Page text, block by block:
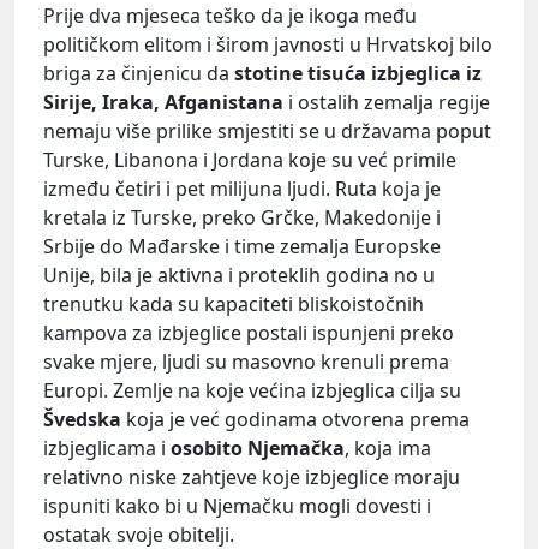
Prije dva mjeseca teško da je ikoga među
političkom elitom i širom javnosti u Hrvatskoj bilo
briga za činjenicu da stotine tisuća izbjeglica iz
Sirije, Iraka, Afganistana i ostalih zemalja regije
nemaju više prilike smjestiti se u državama poput
Turske, Libanona i Jordana koje su već primile
između četiri i pet milijuna ljudi. Ruta koja je
kretala iz Turske, preko Grčke, Makedonije i
Srbije do Mađarske i time zemalja Europske
Unije, bila je aktivna i proteklih godina no u
trenutku kada su kapaciteti bliskoistočnih
kampova za izbjeglice postali ispunjeni preko
svake mjere, ljudi su masovno krenuli prema
Europi. Zemlje na koje većina izbjeglica cilja su
Švedska koja je već godinama otvorena prema
izbjeglicama i osobito Njemačka, koja ima
relativno niske zahtjeve koje izbjeglice moraju
ispuniti kako bi u Njemačku mogli dovesti i
ostatak svoje obitelji.